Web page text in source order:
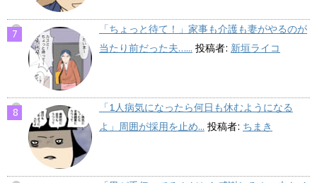
「ちょっと待て！」家事も介護も妻がやるのが
当たり前だった夫…... 投稿者: 新垣ライコ
「1人病気になったら何日も休むようになる
よ」周囲が採用を止め... 投稿者: ちまき